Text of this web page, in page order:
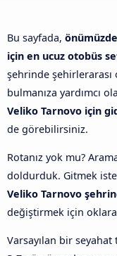
Bu sayfada,
için en ucuz otobüs
şehrinde şehirlerarası
bulmanıza yardımcı
Veliko Tarnovo için
de görebilirsiniz.
Rotanız yok mu?
doldurduk. Gitmek
Veliko Tarnovo
değiştirmek için oklara
Varsayılan bir